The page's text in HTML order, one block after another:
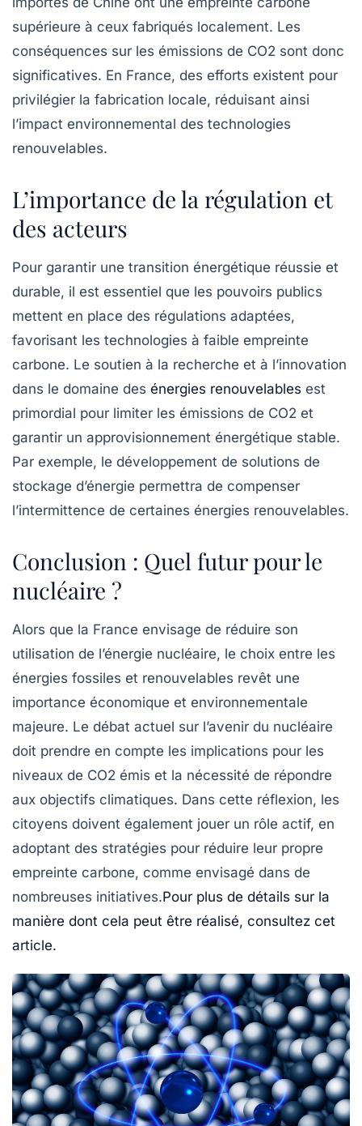
supérieure à ceux fabriqués localement. Les
conséquences sur les émissions de CO2 sont donc
significatives. En France, des efforts existent pour
privilégier la fabrication locale, réduisant ainsi
l’impact environnemental des technologies
renouvelables.
L’importance de la régulation et
des acteurs
Pour garantir une transition énergétique réussie et
durable, il est essentiel que les pouvoirs publics
mettent en place des régulations adaptées,
favorisant les technologies à faible empreinte
carbone. Le soutien à la recherche et à l’innovation
dans le domaine des énergies renouvelables est
primordial pour limiter les émissions de CO2 et
garantir un approvisionnement énergétique stable.
Par exemple, le développement de solutions de
stockage d’énergie permettra de compenser
l’intermittence de certaines énergies renouvelables.
Conclusion : Quel futur pour le
nucléaire ?
Alors que la France envisage de réduire son
utilisation de l’énergie nucléaire, le choix entre les
énergies fossiles et renouvelables revêt une
importance économique et environnementale
majeure. Le débat actuel sur l’avenir du nucléaire
doit prendre en compte les implications pour les
niveaux de CO2 émis et la nécessité de répondre
aux objectifs climatiques. Dans cette réflexion, les
citoyens doivent également jouer un rôle actif, en
adoptant des stratégies pour réduire leur propre
empreinte carbone, comme envisagé dans de
nombreuses initiatives.Pour plus de détails sur la
manière dont cela peut être réalisé, consultez cet
article.